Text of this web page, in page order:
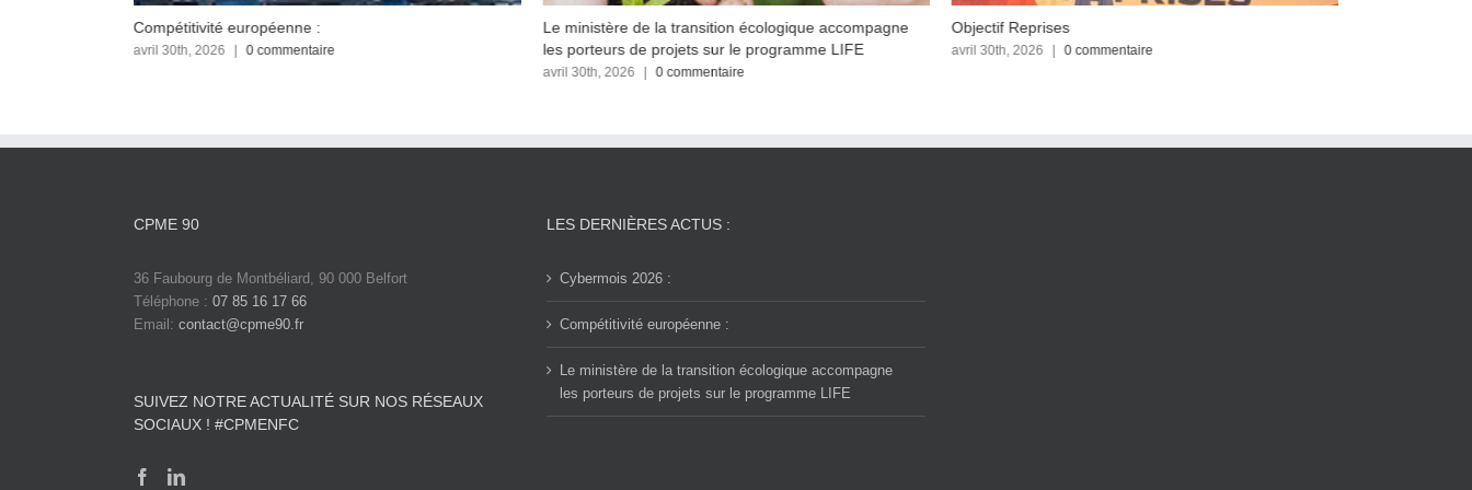
Compétitivité européenne :
avril 30th, 2026 | 0 commentaire
Le ministère de la transition écologique accompagne
les porteurs de projets sur le programme LIFE
avril 30th, 2026 | 0 commentaire
Objectif Reprises
avril 30th, 2026 | 0 commentaire
CPME 90
36 Faubourg de Montbéliard, 90 000 Belfort
Téléphone : 07 85 16 17 66
Email: contact@cpme90.fr
SUIVEZ NOTRE ACTUALITÉ SUR NOS RÉSEAUX
SOCIAUX ! #CPMENFC
LES DERNIÈRES ACTUS :
Cybermois 2026 :
Compétitivité européenne :
Le ministère de la transition écologique accompagne
les porteurs de projets sur le programme LIFE